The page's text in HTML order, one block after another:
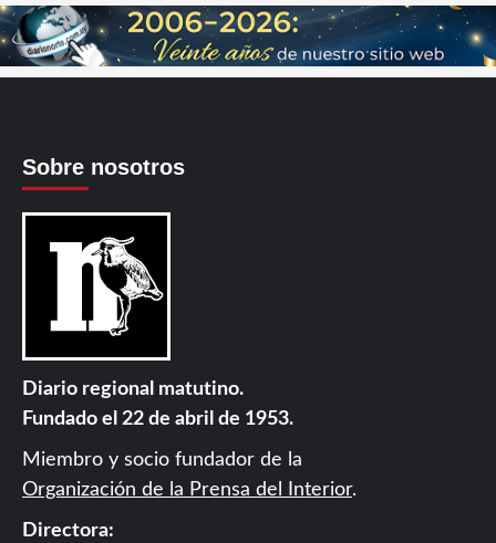
Sobre nosotros
Diario regional matutino.
Fundado el 22 de abril de 1953.
Miembro y socio fundador de la
Organización de la Prensa del Interior.
Directora: